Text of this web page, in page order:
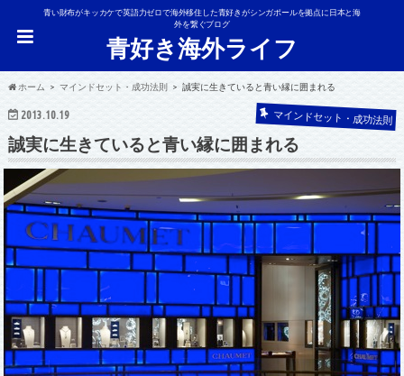
青い財布がキッカケで英語力ゼロで海外移住した青好きがシンガポールを拠点に日本と海
外を繋ぐブログ
青好き海外ライフ
ホーム マインドセット・成功法則 誠実に生きていると青い縁に囲まれる
2013.10.19 マインドセット・成功法則
誠実に生きていると青い縁に囲まれる